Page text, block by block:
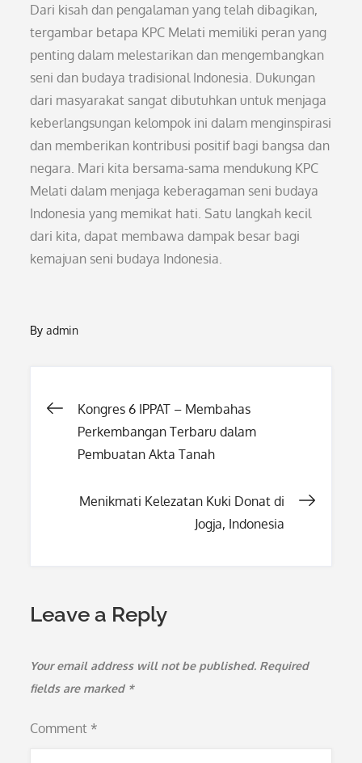
Dari kisah dan pengalaman yang telah dibagikan,
tergambar betapa KPC Melati memiliki peran yang
penting dalam melestarikan dan mengembangkan
seni dan budaya tradisional Indonesia. Dukungan
dari masyarakat sangat dibutuhkan untuk menjaga
keberlangsungan kelompok ini dalam menginspirasi
dan memberikan kontribusi positif bagi bangsa dan
negara. Mari kita bersama-sama mendukung KPC
Melati dalam menjaga keberagaman seni budaya
Indonesia yang memikat hati. Satu langkah kecil
dari kita, dapat membawa dampak besar bagi
kemajuan seni budaya Indonesia.
Byadmin
Post
navigation
Kongres 6 IPPAT – Membahas
Perkembangan Terbaru dalam
Pembuatan Akta Tanah
Menikmati Kelezatan Kuki Donat di
Jogja, Indonesia
Leave a Reply
Your email address will not be published. Required
fields are marked *
Comment *